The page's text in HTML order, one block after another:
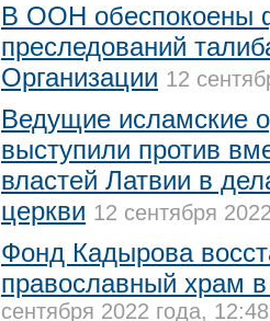
В ООН обеспокоены
преследований
Организации 12
Ведущие исламские
выступили против
властей Латвии в
церкви 12 сентября
Фонд Кадырова
православный храм
сентября 2022 года, 12:48